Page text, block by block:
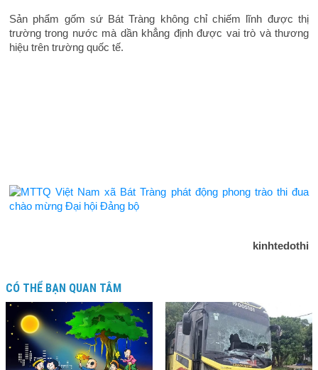
Sản phẩm gốm sứ Bát Tràng không chỉ chiếm lĩnh được thị
trường trong nước mà dần khẳng định được vai trò và thương
hiệu trên trường quốc tế.
kinhtedothi
CÓ THỂ BẠN QUAN TÂM